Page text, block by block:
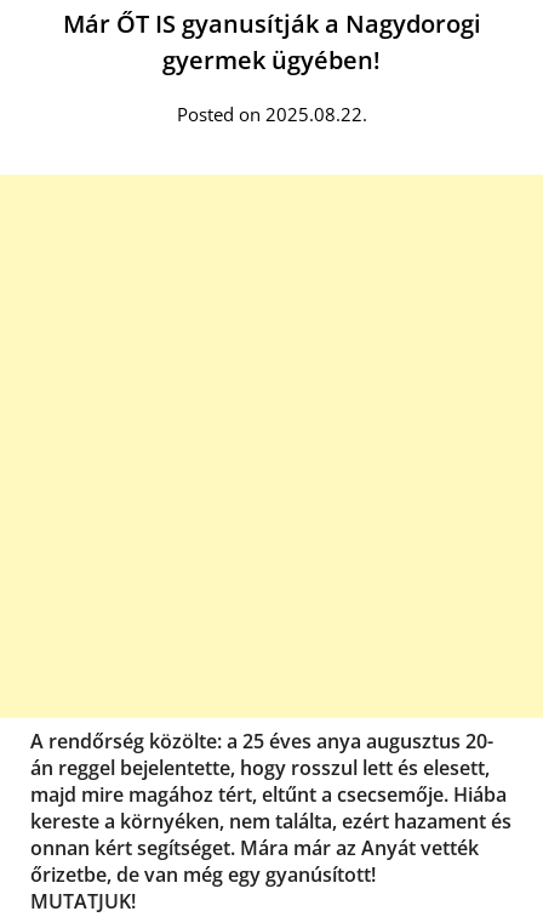
Már ŐT IS gyanusítják a Nagydorogi
gyermek ügyében!
Posted on 2025.08.22.
A rendőrség közölte: a 25 éves anya augusztus 20-
án reggel bejelentette, hogy rosszul lett és elesett,
majd mire magához tért, eltűnt a csecsemője. Hiába
kereste a környéken, nem találta, ezért hazament és
onnan kért segítséget. Mára már az Anyát vették
őrizetbe, de van még egy gyanúsított!
MUTATJUK!